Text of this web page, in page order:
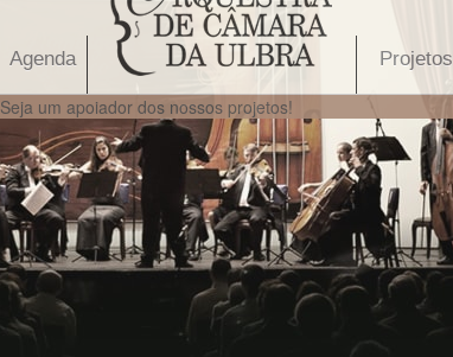
Agenda Projetos
Seja um apoiador dos nossos projetos!